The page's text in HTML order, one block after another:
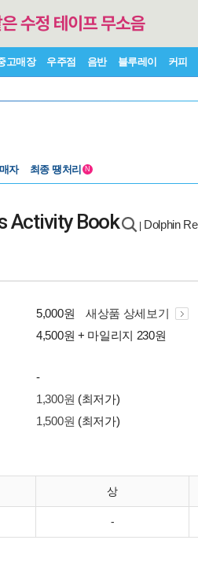
고매장 우주점 음반 블루레이 커피
자 최종 땡처리 N
Activity Book Dolphin
5,000원
새상품 상세보기
4,500원 + 마일리지 230원
-
1,300원 (최저가)
1,500원 (최저가)
상
-